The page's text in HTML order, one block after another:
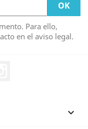
Para ello,
en el aviso legal.
